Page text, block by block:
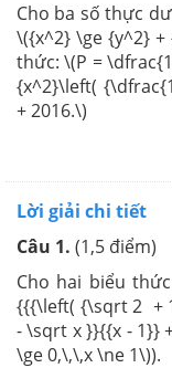
Cho ba số thực
\({x^2} \ge {y^2}
thức: \(P =
{x^2}\left(
+ 2016.\)
Lời giải chi tiết
Câu 1. (1,5 điểm)
Cho hai biểu
{{{\left( {\sqrt 2 +
- \sqrt x }}{{x - 1}}
\ge 0,\,\,x \ne 1\)).